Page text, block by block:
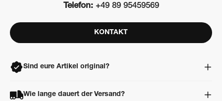
Telefon:+49 89 95459569
KONTAKT
Sind eure Artikel original?
Artikel wird vor dem Versand professionell geprüft und
Wie lange dauert der Versand?